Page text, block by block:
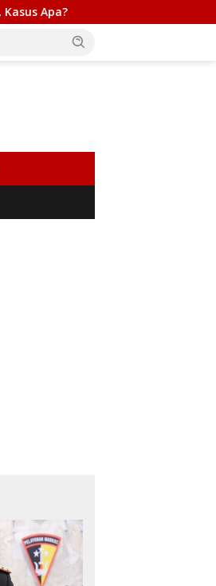
PB HIMABIR: Cetak Sawah